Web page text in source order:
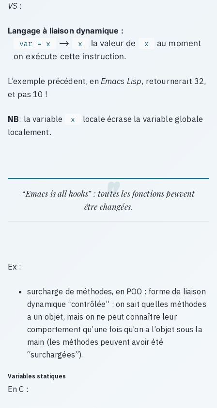
VS :
Langage à liaison dynamique :
var = x ⟶ x la valeur de x
au moment
on exécute cette instruction.
L’exemple précédent, enEmacs Lisp, retournerait 32,
et pas 10 !
NB: la variable x
locale écrase la variable globale
localement.
“Emacs is all hooks” : toutes les fonctions peuvent
être changées.
Ex :
surcharge de méthodes, en POO : forme de liaison
dynamique “contrôlée” : on sait quelles méthodes
a un objet, mais on ne peut connaître leur
comportement qu’une fois qu’on a l’objet sous la
main (les méthodes peuvent avoir été
“surchargées”).
Variables statiques
En C :